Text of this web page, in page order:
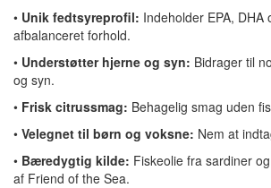
• Unik fedtsyreprofil: Indeholder EPA, DHA
afbalanceret forhold.
• Understøtter hjerne og syn: Bidrager til
og syn.
• Frisk citrussmag: Behagelig smag uden
• Velegnet til børn og voksne: Nem at
• Bæredygtig kilde: Fiskeolie fra sardiner
af Friend of the Sea.